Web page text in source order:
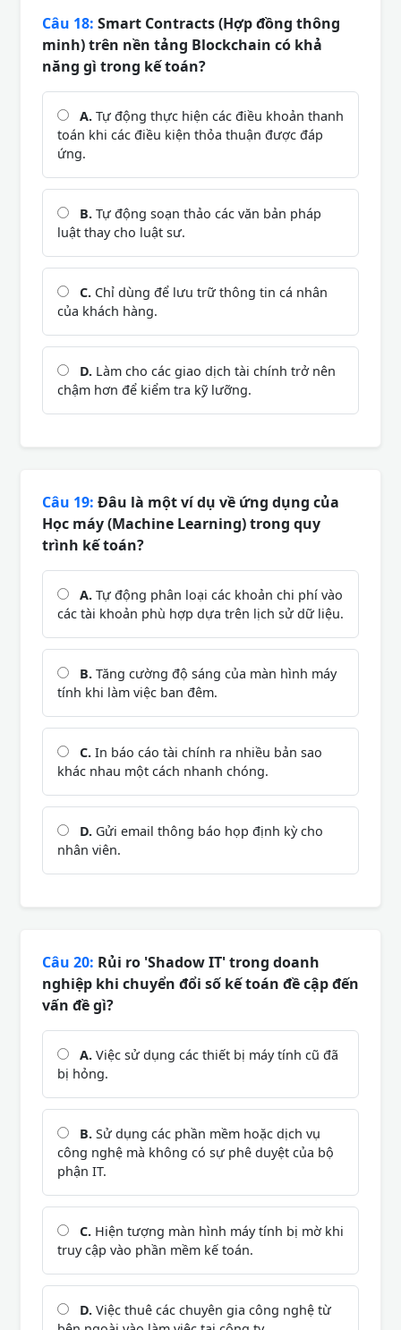
Câu 18: Smart Contracts (Hợp đồng thông
minh) trên nền tảng Blockchain có khả
năng gì trong kế toán?
A. Tự động thực hiện các điều khoản thanh
toán khi các điều kiện thỏa thuận được đáp
ứng.
B. Tự động soạn thảo các văn bản pháp
luật thay cho luật sư.
C. Chỉ dùng để lưu trữ thông tin cá nhân
của khách hàng.
D. Làm cho các giao dịch tài chính trở nên
chậm hơn để kiểm tra kỹ lưỡng.
Câu 19: Đâu là một ví dụ về ứng dụng của
Học máy (Machine Learning) trong quy
trình kế toán?
A. Tự động phân loại các khoản chi phí vào
các tài khoản phù hợp dựa trên lịch sử dữ liệu.
B. Tăng cường độ sáng của màn hình máy
tính khi làm việc ban đêm.
C. In báo cáo tài chính ra nhiều bản sao
khác nhau một cách nhanh chóng.
D. Gửi email thông báo họp định kỳ cho
nhân viên.
Câu 20: Rủi ro 'Shadow IT' trong doanh
nghiệp khi chuyển đổi số kế toán đề cập đến
vấn đề gì?
A. Việc sử dụng các thiết bị máy tính cũ đã
bị hỏng.
B. Sử dụng các phần mềm hoặc dịch vụ
công nghệ mà không có sự phê duyệt của bộ
phận IT.
C. Hiện tượng màn hình máy tính bị mờ khi
truy cập vào phần mềm kế toán.
D. Việc thuê các chuyên gia công nghệ từ